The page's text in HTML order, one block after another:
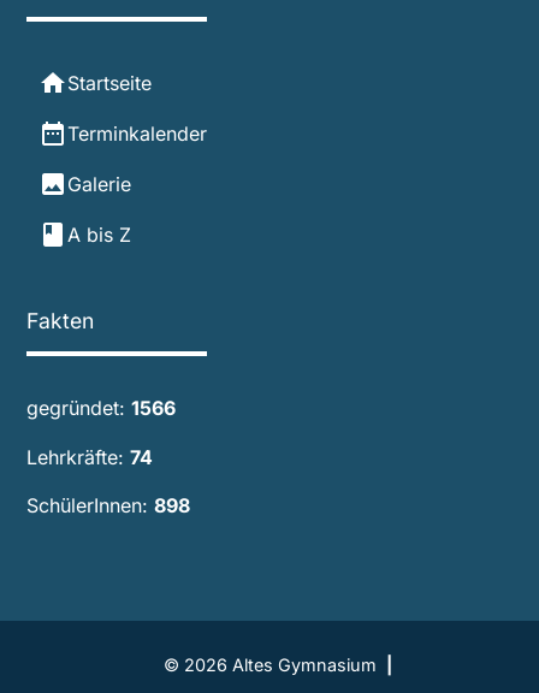
homeStartseite
date_rangeTerminkalender
image Galerie
bookA bis Z
Fakten
gegründet:1566
Lehrkräfte:74
SchülerInnen:898
© 2026 Altes Gymnasium